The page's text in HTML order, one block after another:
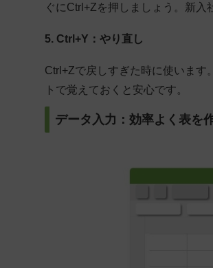
ぐにCtrl+Zを押しましょう。新入
5. Ctrl+Y：やり直し
Ctrl+Zで戻しすぎた時に使います
トで覚えておくと安心です。
データ入力：効率よく表を